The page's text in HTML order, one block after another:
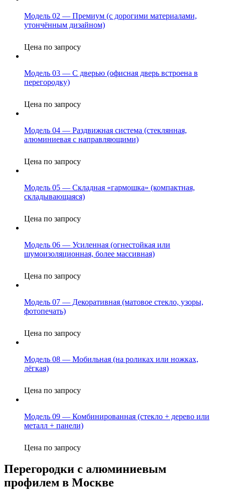
Модель 02 — Премиум (с дорогими материалами,
утончённым дизайном)
Цена по запросу
Модель 03 — С дверью (офисная дверь встроена в
перегородку)
Цена по запросу
Модель 04 — Раздвижная система (стеклянная,
алюминиевая с направляющими)
Цена по запросу
Модель 05 — Складная «гармошка» (компактная,
складывающаяся)
Цена по запросу
Модель 06 — Усиленная (огнестойкая или
шумоизоляционная, более массивная)
Цена по запросу
Модель 07 — Декоративная (матовое стекло, узоры,
фотопечать)
Цена по запросу
Модель 08 — Мобильная (на роликах или ножках,
лёгкая)
Цена по запросу
Модель 09 — Комбинированная (стекло + дерево или
металл + панели)
Цена по запросу
Перегородки с алюминиевым
профилем в Москве